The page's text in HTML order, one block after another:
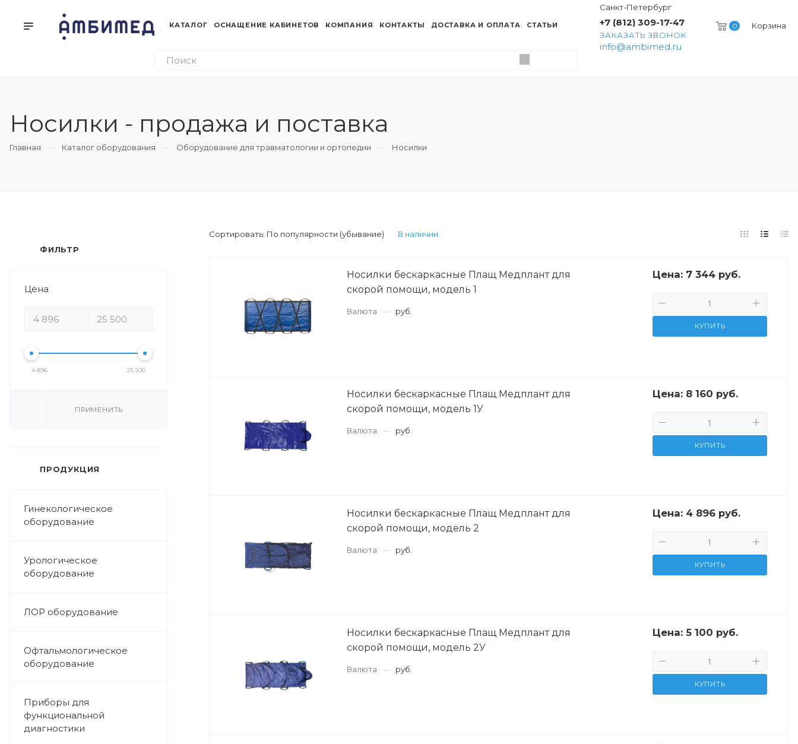
0 Корзина
Санкт-Петербург
+7 (812) 309-17-47
ЗАКАЗАТЬ ЗВОНОК
info@ambimed.ru
КАТАЛОГ ОСНАЩЕНИЕ КАБИНЕТОВ КОМПАНИЯ КОНТАКТЫ ДОСТАВКА И ОПЛАТА СТАТЬИ
Носилки - продажа и поставка
Главная Каталог оборудования Оборудование для травматологии и ортопедии Носилки
ФИЛЬТР
Цена
4 896 25 500
ПРИМЕНИТЬ
ПРОДУКЦИЯ
Гинекологическое
оборудование
Урологическое
оборудование
ЛОР оборудование
Офтальмологическое
оборудование
Приборы для
функциональной
диагностики
Сортировать: По популярности (убывание) В наличии
Носилки бескаркасные Плащ Медплант для
скорой помощи, модель 1
Валюта — руб.
Цена: 7 344 руб.
КУПИТЬ
Носилки бескаркасные Плащ Медплант для
скорой помощи, модель 1У
Валюта — руб.
Цена: 8 160 руб.
КУПИТЬ
Носилки бескаркасные Плащ Медплант для
скорой помощи, модель 2
Валюта — руб.
Цена: 4 896 руб.
КУПИТЬ
Носилки бескаркасные Плащ Медплант для
скорой помощи, модель 2У
Валюта — руб.
Цена: 5 100 руб.
КУПИТЬ